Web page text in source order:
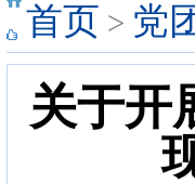
首页 > 党
关于开